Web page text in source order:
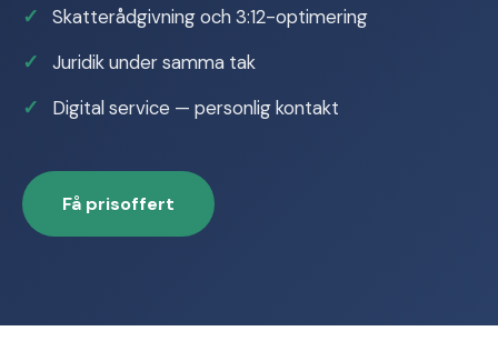
Skatterådgivning och 3:12-optimering
Juridik under samma tak
Digital service — personlig kontakt
Få prisoffert